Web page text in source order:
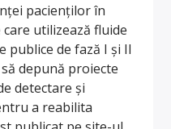
pacienților în
utilizează fluide
publice de fază I și II
depună proiecte
detectare și
a reabilita